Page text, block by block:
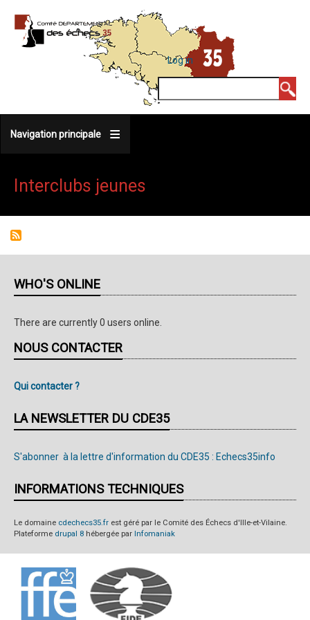
main
MENU
DU
COMPTE
DE
Log in
Navigation principale
Interclubs jeunes
WHO'S ONLINE
There are currently 0 users online.
NOUS CONTACTER
Qui contacter ?
LA NEWSLETTER DU CDE35
S'abonner à la lettre d'information du CDE35 : Echecs35info
INFORMATIONS TECHNIQUES
Le domaine cdechecs35.fr est géré par le Comité des Échecs d'Ille-et-Vilaine.
Plateforme drupal 8 hébergée par Infomaniak